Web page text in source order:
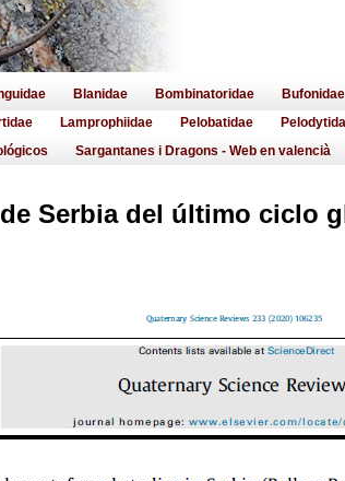
Blanidae Bombinatoridae Bufonidae
Lamprophiidae Pelobatidae
Sargantanes i Dragons - Web en valencià
Serbia del último ciclo